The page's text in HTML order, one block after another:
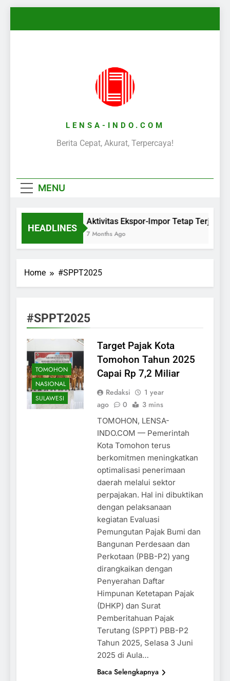
LENSA-INDO.COM
Berita Cepat, Akurat, Terpercaya!
MENU
HEADLINES
Aktivitas Ekspor-Impor Tetap Terjaga
7 Months Ago
Home #SPPT2025
#SPPT2025
TOMOHON
NASIONAL
SULAWESI
Target Pajak Kota
Tomohon Tahun 2025
Capai Rp 7,2 Miliar
Redaksi
1 year
ago
0 3 mins
TOMOHON, LENSA-
INDO.COM — Pemerintah
Kota Tomohon terus
berkomitmen meningkatkan
optimalisasi penerimaan
daerah melalui sektor
perpajakan. Hal ini dibuktikan
dengan pelaksanaan
kegiatan Evaluasi
Pemungutan Pajak Bumi dan
Bangunan Perdesaan dan
Perkotaan (PBB-P2) yang
dirangkaikan dengan
Penyerahan Daftar
Himpunan Ketetapan Pajak
(DHKP) dan Surat
Pemberitahuan Pajak
Terutang (SPPT) PBB-P2
Tahun 2025, Selasa 3 Juni
2025 di Aula…
Baca Selengkapnya